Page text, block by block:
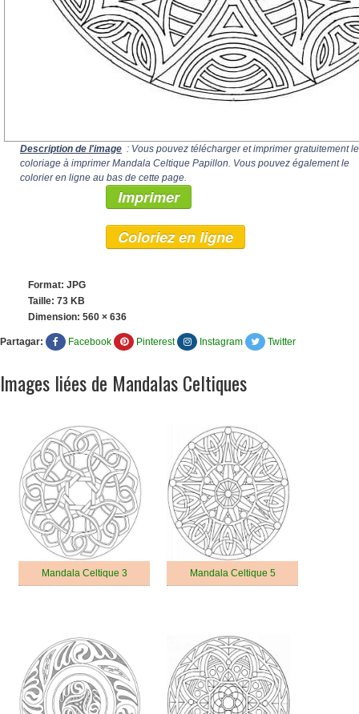
Description de l'image : Vous pouvez télécharger et imprimer gratuitement le
coloriage à imprimer Mandala Celtique Papillon. Vous pouvez également le
colorier en ligne au bas de cette page.
Imprimer
Coloriez en ligne
Format: JPG
Taille: 73 KB
Dimension: 560 × 636
Partagar: Facebook Pinterest Instagram Twitter
Images liées de Mandalas Celtiques
Mandala Celtique 3 Mandala Celtique 5